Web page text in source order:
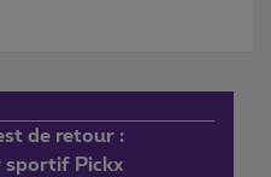
de retour :
sportif Pickx